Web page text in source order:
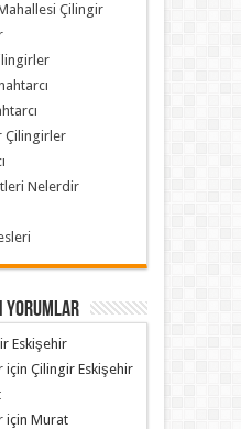
Çilingir
Çilingirler
Nelerdir
Yorumlar
Eskişehir
için Çilingir Eskişehir
için Murat